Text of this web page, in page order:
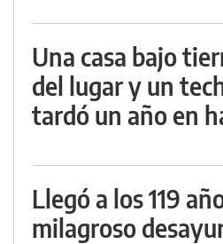
Una casa bajo
del lugar y un
tardó un año en
Llegó a los 119
milagroso